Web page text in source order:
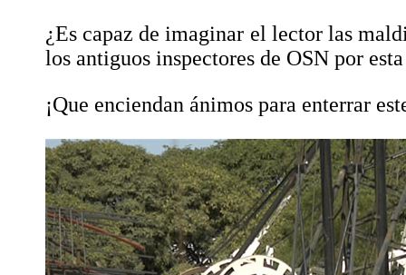
¿Es capaz de imaginar el lector las
los antiguos inspectores de OSN por
¡Que enciendan ánimos para enterrar